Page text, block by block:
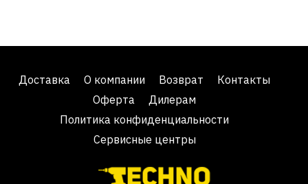
Доставка О компании Возврат
Контакты
Оферта
Дилерам
Политика конфиденциальности
Сервисные центры